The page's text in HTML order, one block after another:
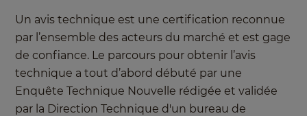
Un avis technique est une certification reconnue
par l’ensemble des acteurs du marché et est gage
de confiance. Le parcours pour obtenir l’avis
technique a tout d’abord débuté par une
Enquête Technique Nouvelle rédigée et validée
par la Direction Technique d'un bureau de